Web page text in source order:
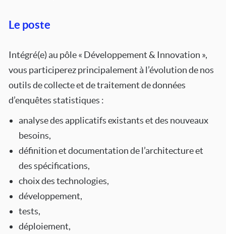
Le poste
Intégré(e) au pôle « Développement & Innovation »,
vous participerez principalement à l’évolution de nos
outils de collecte et de traitement de données
d’enquêtes statistiques :
analyse des applicatifs existants et des nouveaux
besoins,
définition et documentation de l’architecture et
des spécifications,
choix des technologies,
développement,
tests,
déploiement,